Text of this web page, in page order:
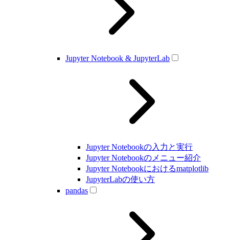
Jupyter Notebook & JupyterLab
Jupyter Notebookの入力と実行
Jupyter Notebookのメニュー紹介
Jupyter Notebookにおけるmatplotlib
JupyterLabの使い方
pandas